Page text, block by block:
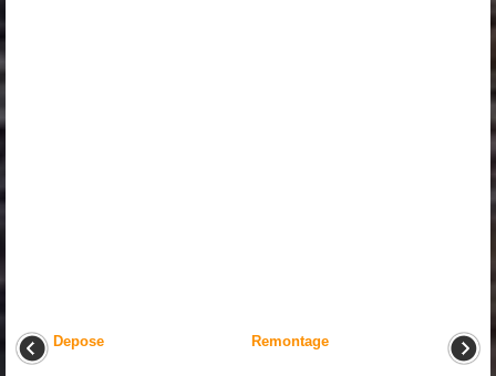
Depose Remontage